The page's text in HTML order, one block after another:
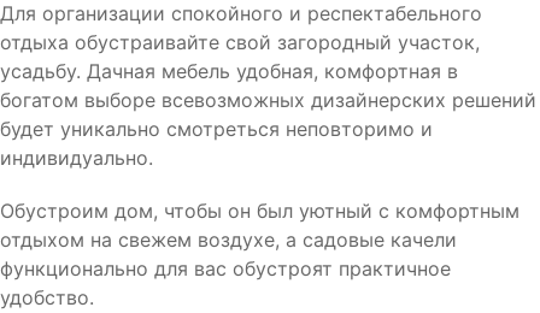
Для организации спокойного и респектабельного
отдыха обустраивайте свой загородный участок,
усадьбу. Дачная мебель удобная, комфортная в
богатом выборе всевозможных дизайнерских решений
будет уникально смотреться неповторимо и
индивидуально.
Обустроим дом, чтобы он был уютный с комфортным
отдыхом на свежем воздухе, а садовые качели
функционально для вас обустроят практичное
удобство.